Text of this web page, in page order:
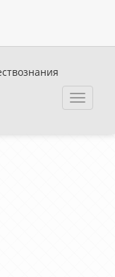
Toggle